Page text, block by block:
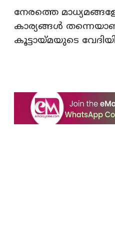
നേരത്തെ
കാര്യങ്ങൾ
കൂട്ടായ്മയുടെ